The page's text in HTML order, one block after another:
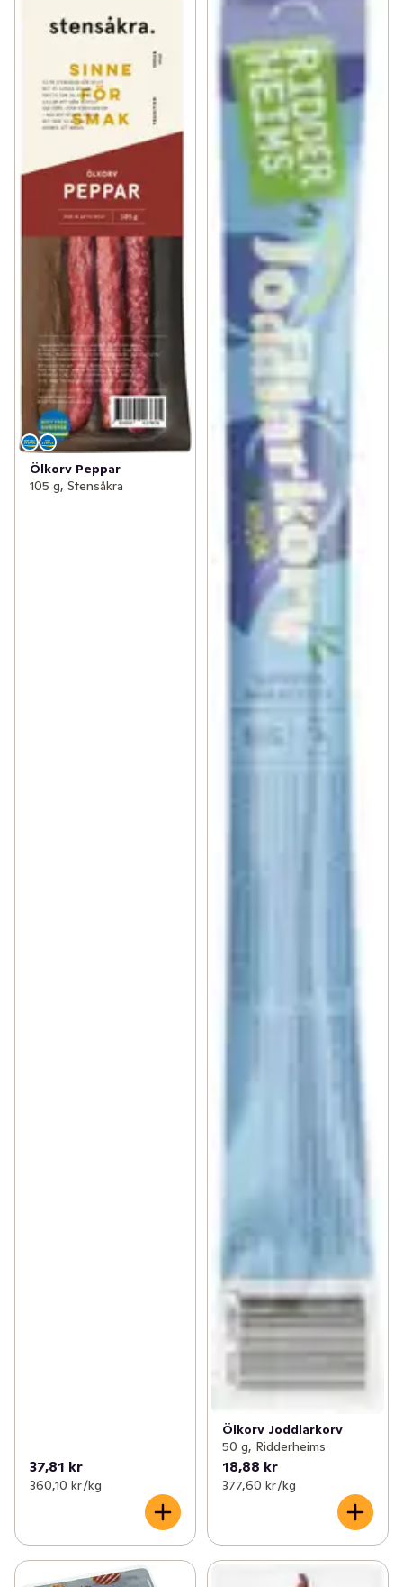
Ölkorv Peppar
105 g, Stensåkra
37,81 kr
360,10 kr /kg
Ölkorv Joddlarkorv
50 g, Ridderheims
18,88 kr
377,60 kr /kg